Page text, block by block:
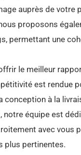
auprès de votre
proposons
permettant une
le meilleur
est rendue
conception à la
équipe est
avec vous
plus pertinentes.